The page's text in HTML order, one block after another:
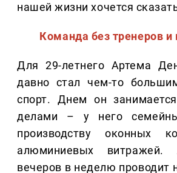
нашей жизни хочется
Команда без тренеров и
Для 29-летнего Артема
давно стал чем-то
спорт. Днем он
делами – у него
производству оконных
алюминиевых витражей.
вечеров в неделю проводит